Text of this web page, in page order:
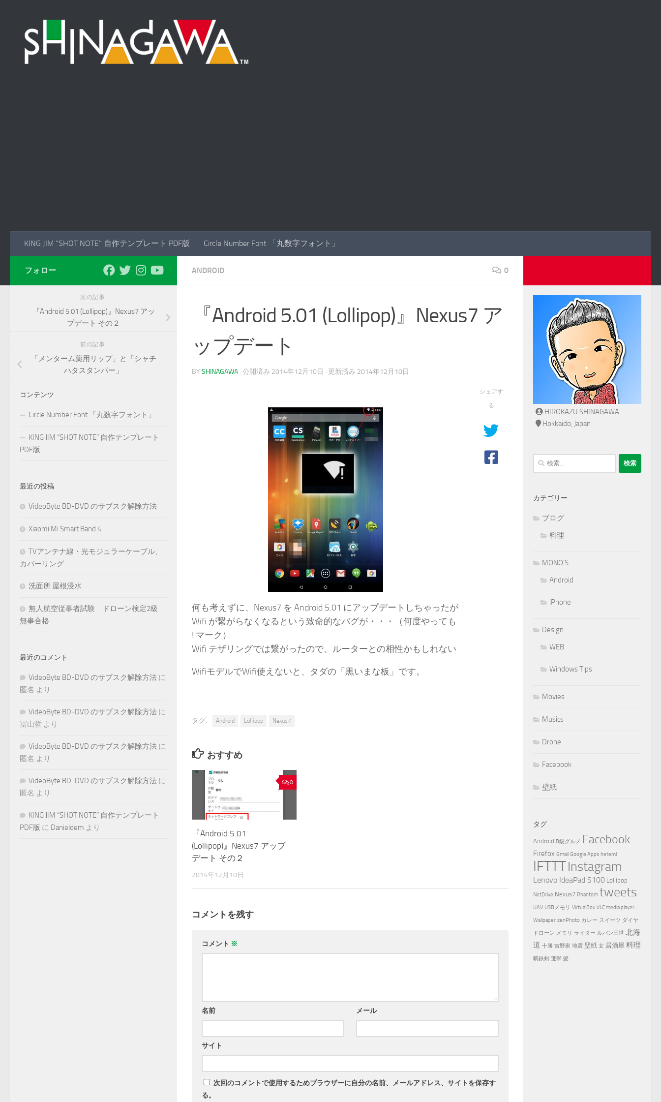
KING JIM “SHOT NOTE” 自作テンプレート PDF版 Circle Number Font 「丸数字フォント」
ANDROID 0
『Android 5.01 (Lollipop)』Nexus7 ア
ップデート
BY SHINAGAWA · 公開済み 2014年12月10日 · 更新済み 2014年12月10日
何も考えずに、Nexus7 を Android 5.01 にアップデートしちゃったが
Wifi が繋がらなくなるという致命的なバグが・・・（何度やっても
! マーク）
Wifi テザリングでは繋がったので、ルーターとの相性かもしれない
WifiモデルでWifi使えないと、タダの「黒いまな板」です。
シェアす
る
タグ: Android Lollipop Nexus7
おすすめ
0
『Android 5.01
(Lollipop)』Nexus7 アップ
デート その２
2014年12月10日
コメントを残す
コメント ※
名前 メール
サイト
次回のコメントで使用するためブラウザーに自分の名前、メールアドレス、サイトを保存す
る。
フォロー
次の記事
『Android 5.01 (Lollipop)』Nexus7 アッ
プデート その２
前の記事
「メンターム薬用リップ」と「シャチ
ハタスタンパー」
コンテンツ
Circle Number Font 「丸数字フォント」
KING JIM “SHOT NOTE” 自作テンプレート
PDF版
最近の投稿
VideoByte BD-DVD のサブスク解除方法
Xiaomi Mi Smart Band 4
TVアンテナ線・光モジュラーケーブル、
カバーリング
洗面所 屋根浸水
無人航空従事者試験 ドローン検定2級
無事合格
最近のコメント
VideoByte BD-DVD のサブスク解除方法 に
匿名 より
VideoByte BD-DVD のサブスク解除方法 に
冨山哲 より
VideoByte BD-DVD のサブスク解除方法 に
匿名 より
VideoByte BD-DVD のサブスク解除方法 に
匿名 より
KING JIM “SHOT NOTE” 自作テンプレート
PDF版 に Danieldem より
HIROKAZU SHINAGAWA
Hokkaido, Japan
検
索:
カテゴリー
ブログ
料理
MONO'S
Android
iPhone
Design
WEB
Windows Tips
Movies
Musics
Drone
Facebook
壁紙
タグ
Android B級グルメ Facebook
Firefox Gmail Google Apps heteml
IFTTTInstagram
Lenovo IdeaPad S100 Lollipop
NetDrive Nexus7 Phantom tweets
UAV USBメモリ VirtualBox VLC media player
Wallpaper zenPhoto カレー スイーツ ダイヤ
ドローン メモリ ライター ルパン三世 北海
道 十勝 吉野家 地震 壁紙 女 居酒屋 料理
斬鉄剣 選挙 髪